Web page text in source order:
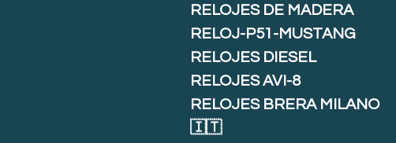
RELOJES DE MADERA
RELOJ-P51-MUSTANG
RELOJES DIESEL
RELOJES AVI-8
RELOJES BRERA MILANO
🇮🇹